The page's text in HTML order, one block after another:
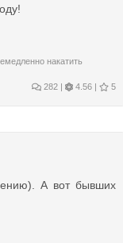
накатить
282 4.56 | 5
А вот бывших